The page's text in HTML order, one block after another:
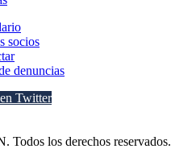
socios
denuncias
Twitter
Todos los derechos reservados.